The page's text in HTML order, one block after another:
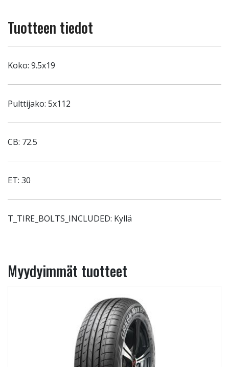
Tuotteen tiedot
Koko: 9.5x19
Pulttijako: 5x112
CB: 72.5
ET: 30
T_TIRE_BOLTS_INCLUDED: Kyllä
Myydyimmät tuotteet